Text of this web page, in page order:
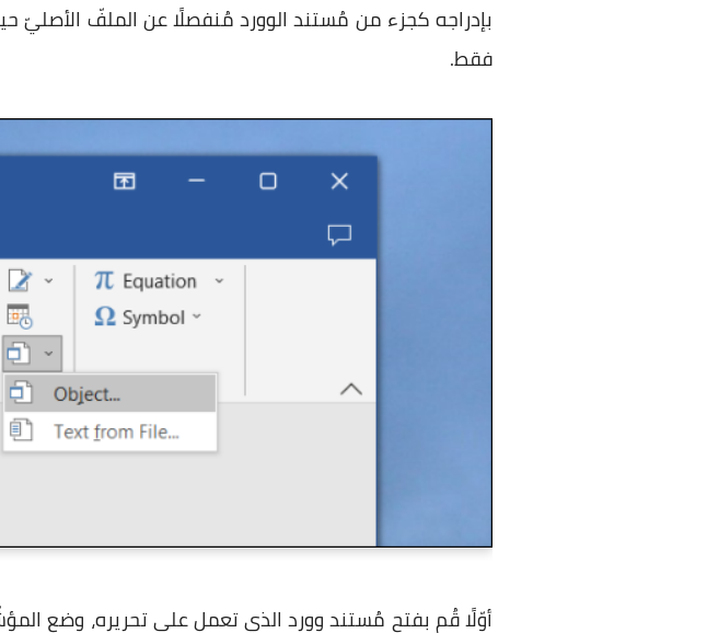
بإدراجه كجزء من مُستند الوورد مُنفصلًا عن الملفّ الأصليّ
فقط.